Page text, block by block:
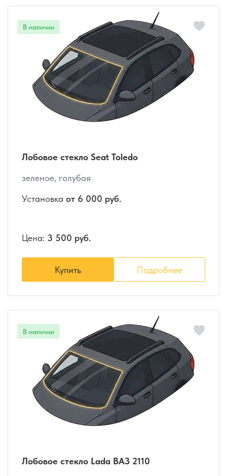
Лобовое стекло Seat Toledo
зеленое, голубая
Установка от 6 000 руб.
Цена: 3 500 руб.
Купить Подробнее
Лобовое стекло Lada ВАЗ 2110